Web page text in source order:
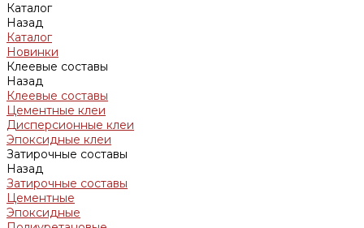
Каталог
Назад
Каталог
Новинки
Клеевые составы
Назад
Клеевые составы
Цементные клеи
Дисперсионные клеи
Эпоксидные клеи
Затирочные составы
Назад
Затирочные составы
Цементные
Эпоксидные